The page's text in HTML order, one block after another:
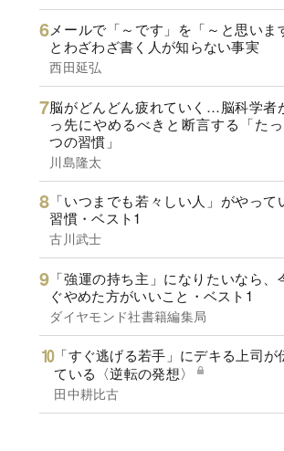
メールで「～です」を「～と思いま
とわざわざ書く人が知らない事実
西田延弘
脳がどんどん疲れていく…脳科学者
っ先にやめるべきと断言する「た
つの習慣」
川島隆太
「いつまでも若々しい人」がやって
習慣・ベスト1
古川武士
「強運の持ち主」になりたいなら、
ぐやめた方がいいこと・ベスト1
ダイヤモンド社書籍編集局
「すぐ逃げる若手」にデキる上司が
ている〈逆転の発想〉
田中耕比古